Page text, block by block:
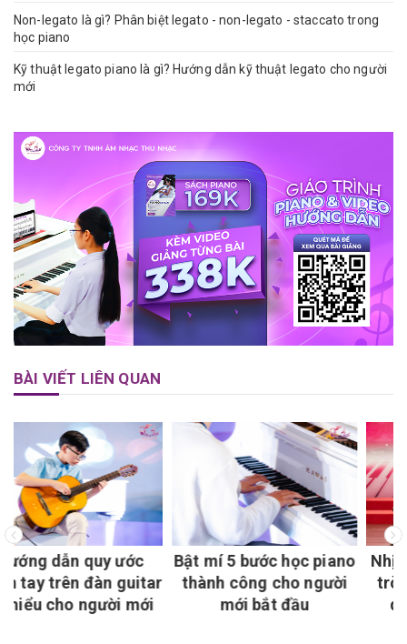
Non-legato là gì? Phân biệt legato - non-legato - staccato trong
học piano
Kỹ thuật legato piano là gì? Hướng dẫn kỹ thuật legato cho người
mới
BÀI VIẾT LIÊN QUAN
Bật mí 5 bước học piano
thành công cho người
mới bắt đầu
Nhịp 4/4 là gì? Hình
tròn, dấu lặng tròn và
quy ước nhịp chân